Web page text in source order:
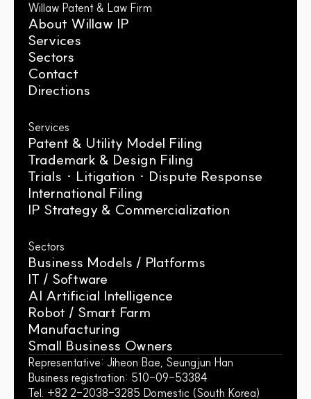
Willaw Patent & Law Firm
About Willaw IP
Services
Sectors
Contact
Directions
Services
Patent & Utility Model Filing
Trademark & Design Filing
Trials · Litigation · Dispute Response
International Filing
IP Strategy & Commercialization
Sectors
Business Models / Platforms
IT / Software
AI Artificial Intelligence
Robot / Smart Farm
Manufacturing
Small Business Owners
Representative: Jiheon Bae, Seungjun Han
Business registration: 510-09-53384
Tel. +82 2-2038-3285 Domestic (South Korea)